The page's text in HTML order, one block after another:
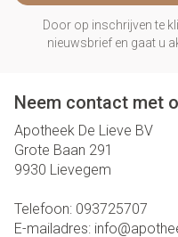
Door op inschrijven te
nieuwsbrief en gaat u
Neem contact met
Apotheek De Lieve BV
Grote Baan 291
9930 Lievegem
Telefoon: 093725707
E-mailadres: info@